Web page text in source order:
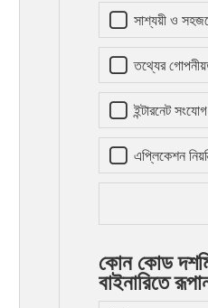
সাশ্যয়ী ও
তথ্যের
ইন্টারনেট
এপ্লিকেশন
কোন কোড
বাইনারিতে